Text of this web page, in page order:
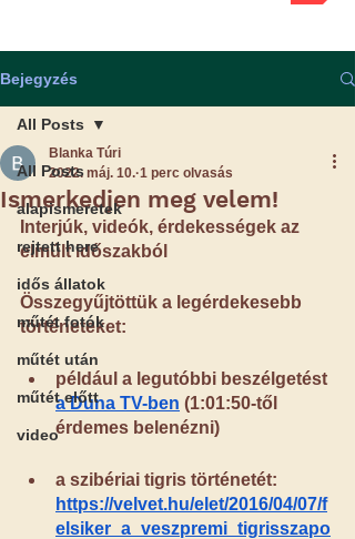
Bejegyzés
All Posts
alapismeretek
rejtett here
idős állatok
műtét fotók
műtét után
műtét előtt
video
All Posts
Ismerkedjen meg velem!
Blanka Túri
2022. máj. 10. 1 perc olvasás
Interjúk, videók, érdekességek az
elmúlt időszakból
Összegyűjtöttük a legérdekesebb
történeteket:
például a legutóbbi beszélgetést
a Duna TV-ben (1:01:50-től
érdemes belenézni)
a szibériai tigris történetét:
https://velvet.hu/elet/2016/04/07/f
elsiker_a_veszpremi_tigrisszapo